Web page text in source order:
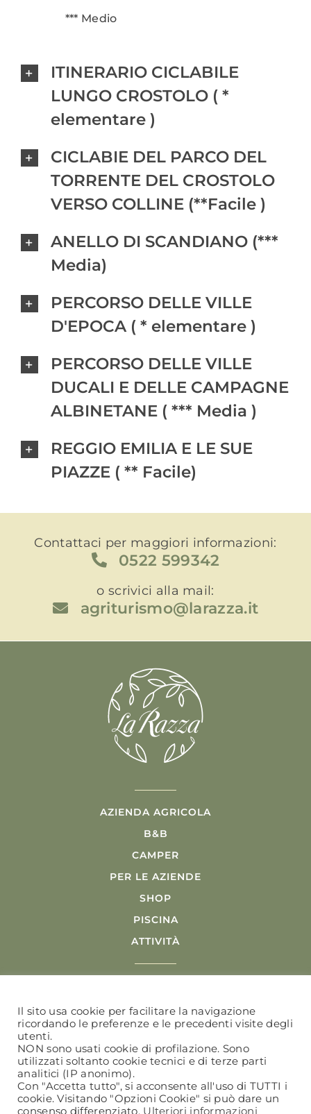
*** Medio
ITINERARIO CICLABILE
LUNGO CROSTOLO ( *
elementare )
CICLABIE DEL PARCO DEL
TORRENTE DEL CROSTOLO
VERSO COLLINE (**Facile )
ANELLO DI SCANDIANO (***
Media)
PERCORSO DELLE VILLE
D'EPOCA ( * elementare )
PERCORSO DELLE VILLE
DUCALI E DELLE CAMPAGNE
ALBINETANE ( *** Media )
REGGIO EMILIA E LE SUE
PIAZZE ( ** Facile)
Contattaci per maggiori informazioni:
0522 599342
o scrivici alla mail:
agriturismo@larazza.it
AZIENDA AGRICOLA
B&B
CAMPER
PER LE AZIENDE
SHOP
PISCINA
ATTIVITÀ
ETICHETTATURA
© 2023 La Razza | Via Monterampino, 6 | 42123
Il sito usa cookie per facilitare la navigazione
ricordando le preferenze e le precedenti visite degli
utenti.
NON sono usati cookie di profilazione. Sono
utilizzati soltanto cookie tecnici e di terze parti
analitici (IP anonimo).
Con "Accetta tutto", si acconsente all'uso di TUTTI i
cookie. Visitando "Opzioni Cookie" si può dare un
consenso differenziato. Ulteriori informazioni